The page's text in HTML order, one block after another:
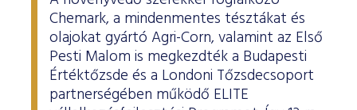
Chemark, a mindenmentes tésztákat és
olajokat gyártó Agri-Corn, valamint az Első
Pesti Malom is megkezdték a Budapesti
Értéktőzsde és a Londoni Tőzsdecsoport
partnerségében működő ELITE